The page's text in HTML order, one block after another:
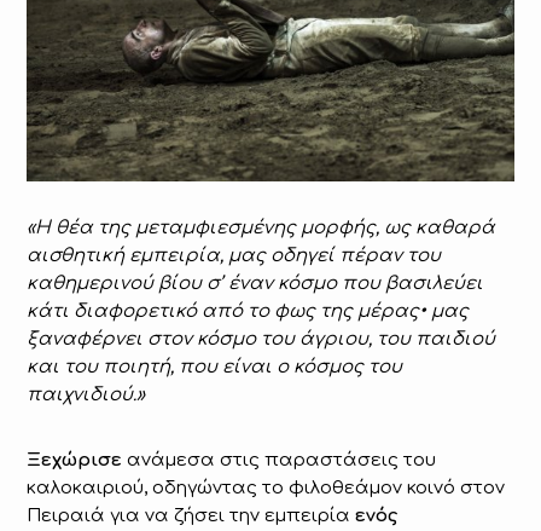
«Η θέα της μεταμφιεσμένης μορφής, ως καθαρά
αισθητική εμπειρία, μας οδηγεί πέραν του
καθημερινού βίου σ’ έναν κόσμο που βασιλεύει
κάτι διαφορετικό από το φως της μέρας• μας
ξαναφέρνει στον κόσμο του άγριου, του παιδιού
και του ποιητή, που είναι ο κόσμος του
παιχνιδιού.»
Ξεχώρισε ανάμεσα στις παραστάσεις του
καλοκαιριού, οδηγώντας το φιλοθεάμον κοινό στον
Πειραιά για να ζήσει την εμπειρία ενός